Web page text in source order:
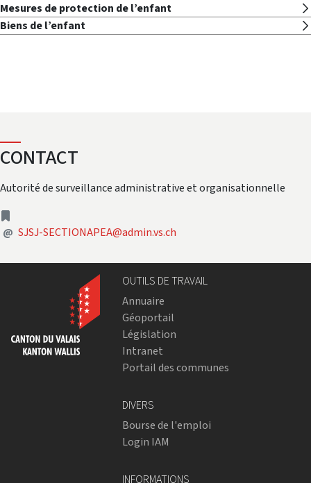
Mesures de protection de l’enfant
Biens de l’enfant
CONTACT
Autorité de surveillance administrative et organisationnelle
@ Adresse courriel
SJSJ-SECTIONAPEA@admin.vs.ch
OUTILS DE TRAVAIL
Annuaire
Géoportail
Législation
Intranet
Portail des communes
DIVERS
Bourse de l'emploi
Login IAM
INFORMATIONS